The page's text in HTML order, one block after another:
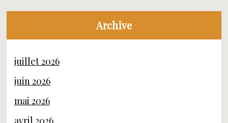
Archive
juillet 2026
juin 2026
mai 2026
avril 2026